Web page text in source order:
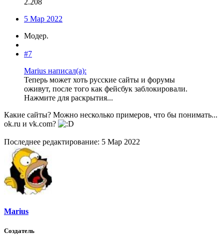
5 Мар 2022
Модер.
#7
Marius написал(а):
Теперь может хоть русские сайты и форумы
оживут, после того как фейсбук заблокировали.
Нажмите для раскрытия...
Какие сайты? Можно несколько примеров, что бы понимать...
ok.ru и vk.com?
Последнее редактирование: 5 Мар 2022
Marius
Создатель